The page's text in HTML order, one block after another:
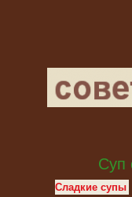
Суп
Сладкие супы